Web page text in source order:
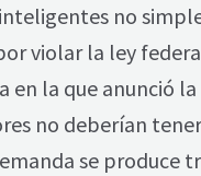
no
violar la ley
la que anunció
no deberían
se produce